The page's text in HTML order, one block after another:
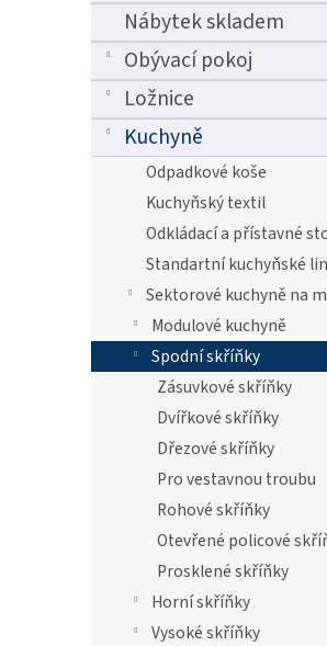
Nábytek skladem
Obývací pokoj
Ložnice
Kuchyně
Odpadkové koše
Kuchyňský textil
Odkládací a přístavné
Standartní kuchyňské
Sektorové kuchyně na
Modulové kuchyně
Spodní skříňky
Zásuvkové skříňky
Dvířkové skříňky
Dřezové skříňky
Pro vestavnou troubu
Rohové skříňky
Otevřené policové
Prosklené skříňky
Horní skříňky
Vysoké skříňky